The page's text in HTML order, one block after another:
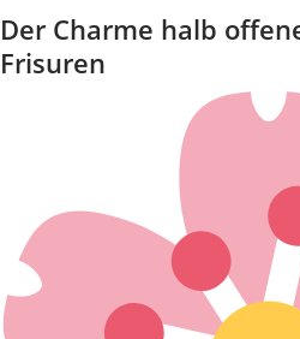
Der Charme halb
Frisuren